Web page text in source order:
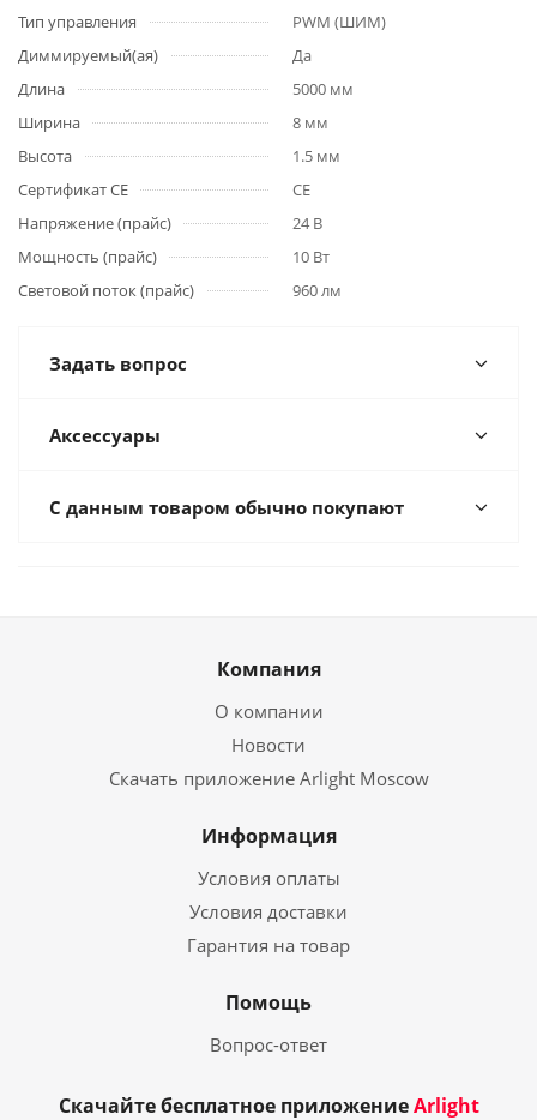
Тип управления
PWM (ШИМ)
Диммируемый(ая)
Да
Длина
5000 мм
Ширина
8 мм
Высота
1.5 мм
Сертификат CE
CE
Напряжение (прайс)
24 В
Мощность (прайс)
10 Вт
Световой поток (прайс)
960 лм
Задать вопрос
Аксессуары
С данным товаром обычно покупают
Компания
О компании
Новости
Скачать приложение Arlight Moscow
Информация
Условия оплаты
Условия доставки
Гарантия на товар
Помощь
Вопрос-ответ
Скачайте бесплатное приложениеArlight